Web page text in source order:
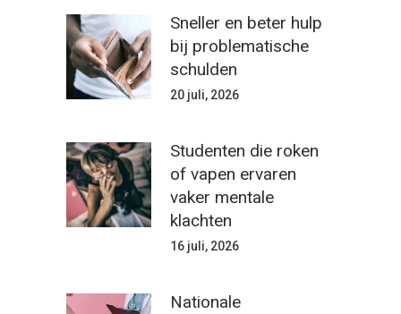
Sneller en beter hulp
bij problematische
schulden
20 juli, 2026
Studenten die roken
of vapen ervaren
vaker mentale
klachten
16 juli, 2026
Nationale